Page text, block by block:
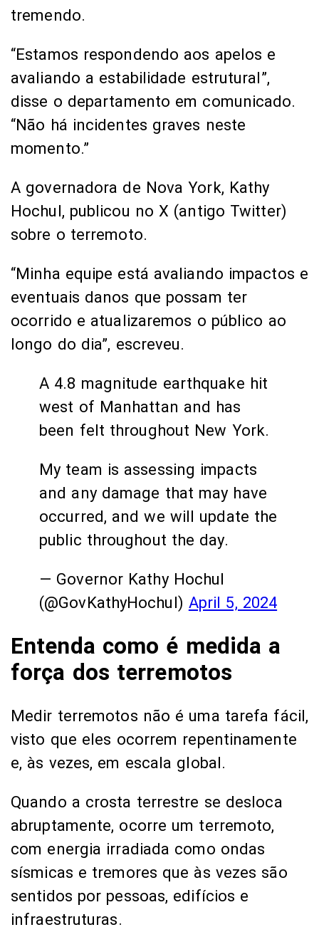
tremendo.
“Estamos respondendo aos apelos e
avaliando a estabilidade estrutural”,
disse o departamento em comunicado.
“Não há incidentes graves neste
momento.”
A governadora de Nova York, Kathy
Hochul, publicou no X (antigo Twitter)
sobre o terremoto.
“Minha equipe está avaliando impactos e
eventuais danos que possam ter
ocorrido e atualizaremos o público ao
longo do dia”, escreveu.
A 4.8 magnitude earthquake hit
west of Manhattan and has
been felt throughout New York.
My team is assessing impacts
and any damage that may have
occurred, and we will update the
public throughout the day.
— Governor Kathy Hochul
(@GovKathyHochul) April 5, 2024
Entenda como é medida a
força dos terremotos
Medir terremotos não é uma tarefa fácil,
visto que eles ocorrem repentinamente
e, às vezes, em escala global.
Quando a crosta terrestre se desloca
abruptamente, ocorre um terremoto,
com energia irradiada como ondas
sísmicas e tremores que às vezes são
sentidos por pessoas, edifícios e
infraestruturas.